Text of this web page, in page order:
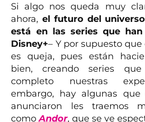
Si algo nos queda muy
ahora,el futuro del
está en las series que
Disney+– Y por supuesto
es queja, pues están
bien, creando series
completo nuestras
embargo, hay algunas
anunciaron les traemos
comoAndor, que se ve